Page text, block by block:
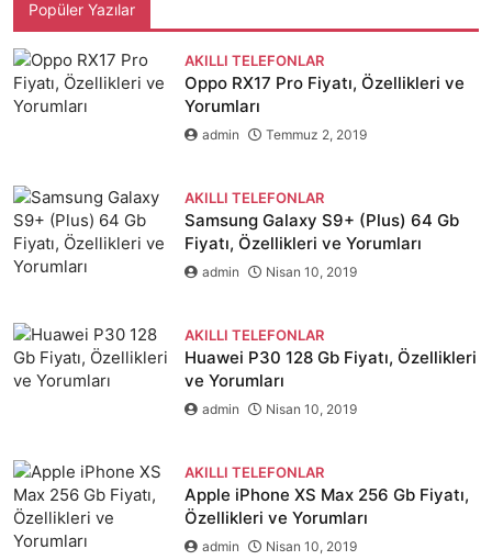
Popüler Yazılar
AKILLI TELEFONLAR
Oppo RX17 Pro Fiyatı, Özellikleri ve
Yorumları
admin Temmuz 2, 2019
AKILLI TELEFONLAR
Samsung Galaxy S9+ (Plus) 64 Gb
Fiyatı, Özellikleri ve Yorumları
admin Nisan 10, 2019
AKILLI TELEFONLAR
Huawei P30 128 Gb Fiyatı, Özellikleri
ve Yorumları
admin Nisan 10, 2019
AKILLI TELEFONLAR
Apple iPhone XS Max 256 Gb Fiyatı,
Özellikleri ve Yorumları
admin Nisan 10, 2019